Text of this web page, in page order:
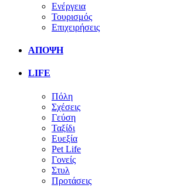
Ενέργεια
Τουρισμός
Επιχειρήσεις
ΑΠΟΨΗ
LIFE
Πόλη
Σχέσεις
Γεύση
Ταξίδι
Ευεξία
Pet Life
Γονείς
Στυλ
Προτάσεις